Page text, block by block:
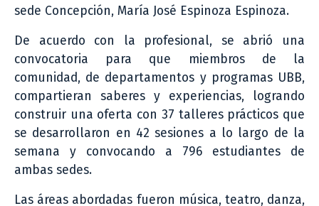
sede Concepción, María José Espinoza Espinoza.
De acuerdo con la profesional, se abrió una
convocatoria para que miembros de la
comunidad, de departamentos y programas UBB,
compartieran saberes y experiencias, logrando
construir una oferta con 37 talleres prácticos que
se desarrollaron en 42 sesiones a lo largo de la
semana y convocando a 796 estudiantes de
ambas sedes.
Las áreas abordadas fueron música, teatro, danza,